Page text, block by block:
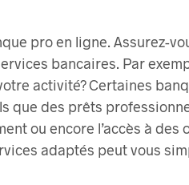
pro en ligne. Assurez-
bancaires. Par
activité? Certaines
que des prêts
ou encore l’accès à des
adaptés peut vous